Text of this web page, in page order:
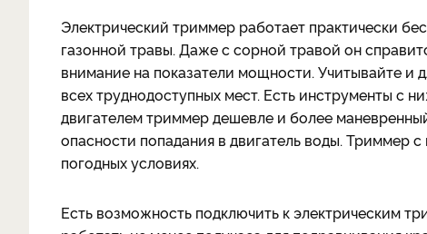
Электрический триммер работает практически
газонной травы. Даже с сорной травой он
внимание на показатели мощности. Учитывайте и
всех труднодоступных мест. Есть инструменты
двигателем триммер дешевле и более
опасности попадания в двигатель воды. Триммер
погодных условиях.
Есть возможность подключить к электрическим